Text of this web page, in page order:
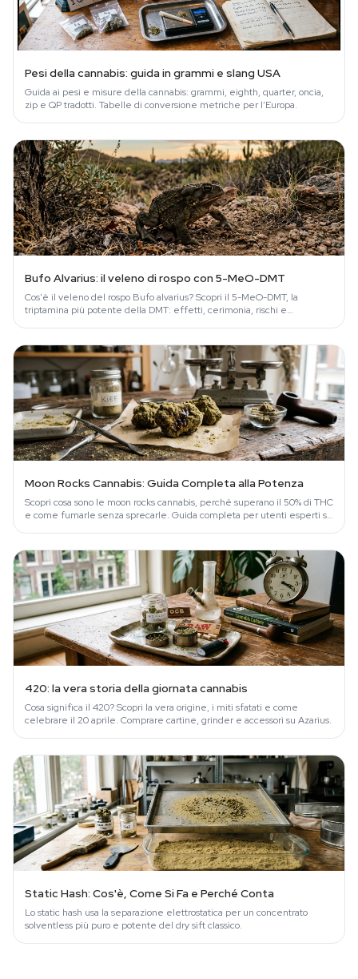
Pesi della cannabis: guida in grammi e slang USA
Guida ai pesi e misure della cannabis: grammi, eighth, quarter, oncia,
zip e QP tradotti. Tabelle di conversione metriche per l'Europa.
Bufo Alvarius: il veleno di rospo con 5-MeO-DMT
Cos'è il veleno del rospo Bufo alvarius? Scopri il 5-MeO-DMT, la
triptamina più potente della DMT: effetti, cerimonia, rischi e
Moon Rocks Cannabis: Guida Completa alla Potenza
Scopri cosa sono le moon rocks cannabis, perché superano il 50% di THC
e come fumarle senza sprecarle. Guida completa per utenti esperti su
420: la vera storia della giornata cannabis
Cosa significa il 420? Scopri la vera origine, i miti sfatati e come
celebrare il 20 aprile. Comprare cartine, grinder e accessori su Azarius.
Static Hash: Cos'è, Come Si Fa e Perché Conta
Lo static hash usa la separazione elettrostatica per un concentrato
solventless più puro e potente del dry sift classico.